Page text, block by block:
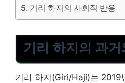
기리 하지의 사회적 반응
기리 하지의 과거
기리 하지(Giri/Haji)는 2019